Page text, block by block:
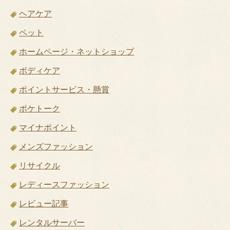
ヘアケア
ペット
ホームページ・ネットショップ
ボディケア
ポイントサービス・懸賞
ポケトーク
マイナポイント
メンズファッション
リサイクル
レディースファッション
レビュー記事
レンタルサーバー